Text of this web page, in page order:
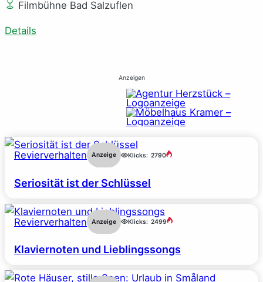
Filmbühne Bad Salzuflen
Details
Anzeigen
Revierverhalten Anzeige Klicks: 2790
Seriosität ist der Schlüssel
Revierverhalten Anzeige Klicks: 2499
Klaviernoten und Lieblingssongs